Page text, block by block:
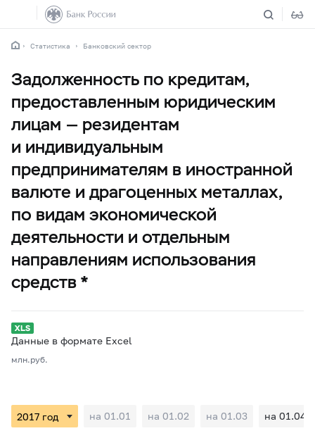
Статистика Банковский сектор
Задолженность по кредитам,
предоставленным юридическим
лицам — резидентам
и индивидуальным
предпринимателям в иностранной
валюте и драгоценных металлах,
по видам экономической
деятельности и отдельным
направлениям использования
средств *
Данные в формате Excel
млн.руб.
на 01.01 на 01.02 на 01.03 на 01.04